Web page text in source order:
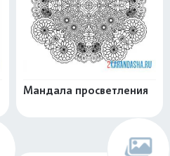
Мандала просветления